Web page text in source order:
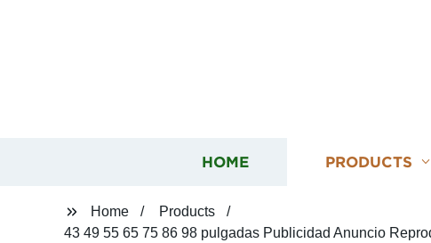
HOME PRODUCTS
Home
Products
43 49 55 65 75 86 98 pulgadas Publicidad Anuncio